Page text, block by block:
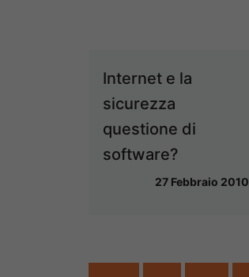
Internet e la
sicurezza
questione di
software?
27 Febbraio 2010